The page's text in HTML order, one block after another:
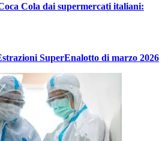
Cola dai supermercati italiani:
SuperEnalotto di marzo 2026